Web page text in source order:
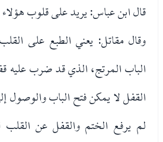
قال ابن عباس: يريد على قلوب هؤلاء
وقال مقاتل: يعني الطبع على
الباب المرتج، الذي قد ضرب عليه
القفل لا يمكن فتح الباب والوصول
لم يرفع الختم والقفل عن القلب